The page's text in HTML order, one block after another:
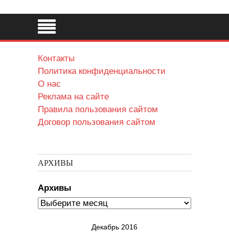
Контакты
Политика конфиденциальности
О нас
Реклама на сайте
Правила пользования сайтом
Договор пользования сайтом
АРХИВЫ
Архивы
Декабрь 2016